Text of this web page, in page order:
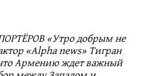
«Утро добрым не
«Alpha news» Тигран
Армению ждет важный